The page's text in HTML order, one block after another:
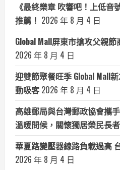
《最終樂章 吹響吧！上低
推薦！ 2026 年 8 月 4 日
Global Mall屏東市搶攻父親
2026 年 8 月 4 日
迎雙節聚餐旺季 Global Mall
動吸客 2026 年 8 月 4 日
高雄郵局與台灣郵政協會攜
溫暖問候，關懷獨居榮民長者
華夏路變壓器線路負載過高
2026 年 8 月 4 日